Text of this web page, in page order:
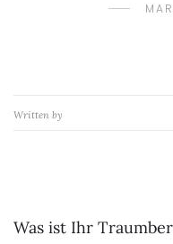
Written by
Was ist Ihr